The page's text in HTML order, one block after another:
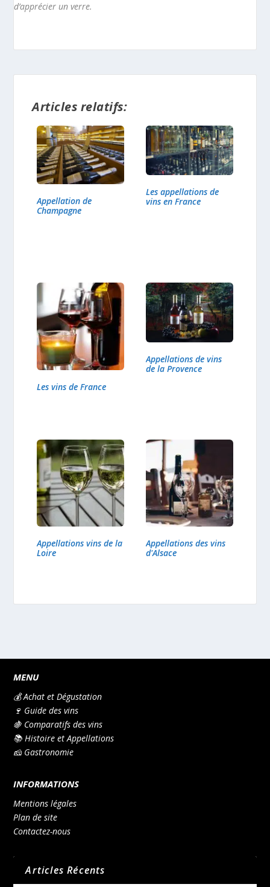
d’apprécier un verre.
Articles relatifs:
Appellation de
Champagne
Les appellations de
vins en France
Les vins de France
Appellations de vins
de la Provence
Appellations vins de la
Loire
Appellations des vins
d'Alsace
MENU
💰 Achat et Dégustation
🍷 Guide des vins
🍇 Comparatifs des vins
📚 Histoire et Appellations
🧀 Gastronomie
INFORMATIONS
Mentions légales
Plan de site
Contactez-nous
Articles Récents